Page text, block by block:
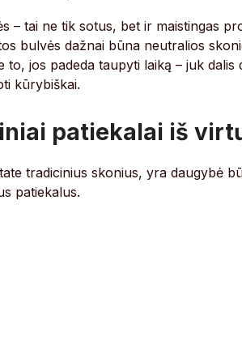
– tai ne tik sotus, bet ir maistingas
bulvės dažnai būna neutralios
to, jos padeda taupyti laiką – juk
kūrybiškai.
patiekalai iš
tradicinius skonius, yra daugybė
patiekalus.